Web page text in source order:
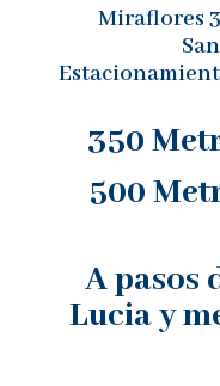
Miraflores
350
500
A pasos
Lucia y